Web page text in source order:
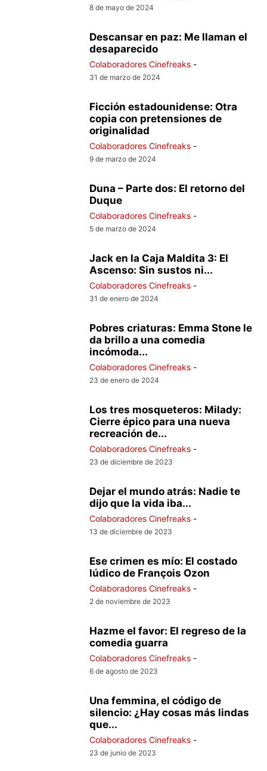
8 de mayo de 2024
Descansar en paz: Me llaman el
desaparecido
Colaboradores Cinefreaks -
31 de marzo de 2024
Ficción estadounidense: Otra
copia con pretensiones de
originalidad
Colaboradores Cinefreaks -
9 de marzo de 2024
Duna – Parte dos: El retorno del
Duque
Colaboradores Cinefreaks -
5 de marzo de 2024
Jack en la Caja Maldita 3: El
Ascenso: Sin sustos ni...
Colaboradores Cinefreaks -
31 de enero de 2024
Pobres criaturas: Emma Stone le
da brillo a una comedia
incómoda...
Colaboradores Cinefreaks -
23 de enero de 2024
Los tres mosqueteros: Milady:
Cierre épico para una nueva
recreación de...
Colaboradores Cinefreaks -
23 de diciembre de 2023
Dejar el mundo atrás: Nadie te
dijo que la vida iba...
Colaboradores Cinefreaks -
13 de diciembre de 2023
Ese crimen es mío: El costado
lúdico de François Ozon
Colaboradores Cinefreaks -
2 de noviembre de 2023
Hazme el favor: El regreso de la
comedia guarra
Colaboradores Cinefreaks -
6 de agosto de 2023
Una femmina, el código de
silencio: ¿Hay cosas más lindas
que...
Colaboradores Cinefreaks -
23 de junio de 2023